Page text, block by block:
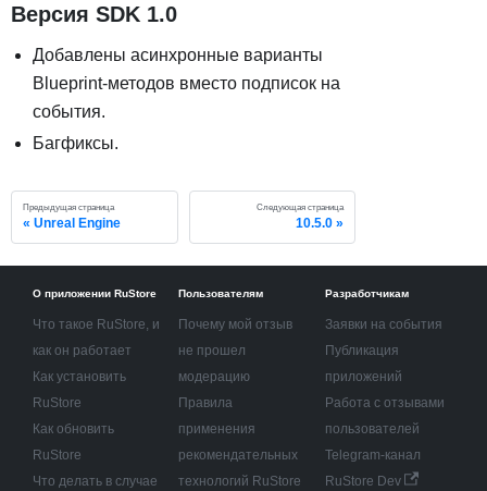
Версия SDK 1.0
Добавлены асинхронные варианты
Blueprint-методов вместо подписок на
события.
Багфиксы.
Предыдущая страница
Unreal Engine
Следующая страница
10.5.0
О приложении RuStore
Что такое RuStore, и
как он работает
Как установить
RuStore
Как обновить
RuStore
Что делать в случае
Пользователям
Почему мой отзыв
не прошел
модерацию
Правила
применения
рекомендательных
технологий RuStore
Разработчикам
Заявки на события
Публикация
приложений
Работа с отзывами
пользователей
Telegram-канал
RuStore Dev